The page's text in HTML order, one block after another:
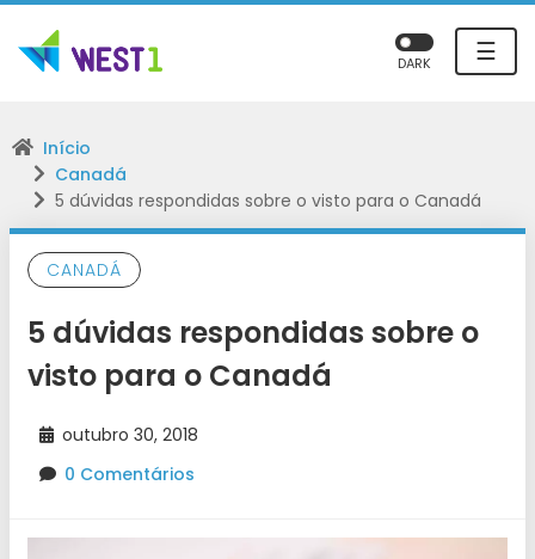
☰
DARK
Início
Canadá
5 dúvidas respondidas sobre o visto para o Canadá
CANADÁ
5 dúvidas respondidas sobre o
visto para o Canadá
outubro 30, 2018
0 Comentários